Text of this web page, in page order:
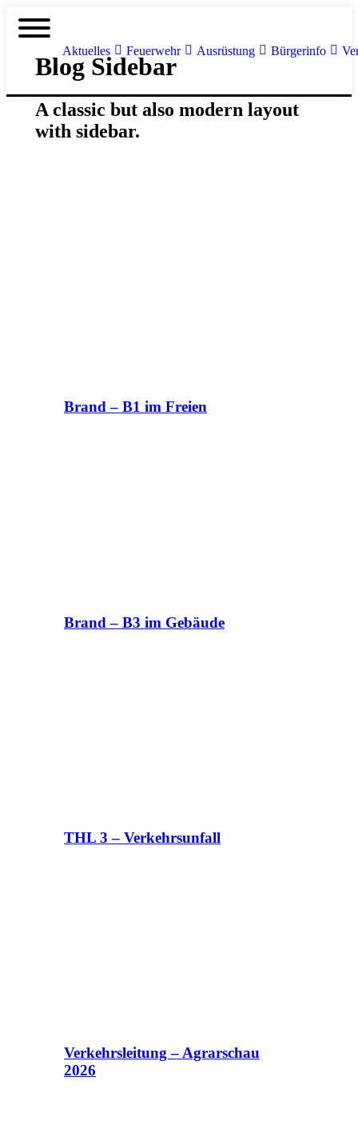
Aktuelles Feuerwehr Ausrüstung Bürgerinfo
Blog Sidebar
A classic but also modern layout
with sidebar.
Brand – B1 im Freien
Brand – B3 im Gebäude
THL 3 – Verkehrsunfall
Verkehrsleitung – Agrarschau
2026